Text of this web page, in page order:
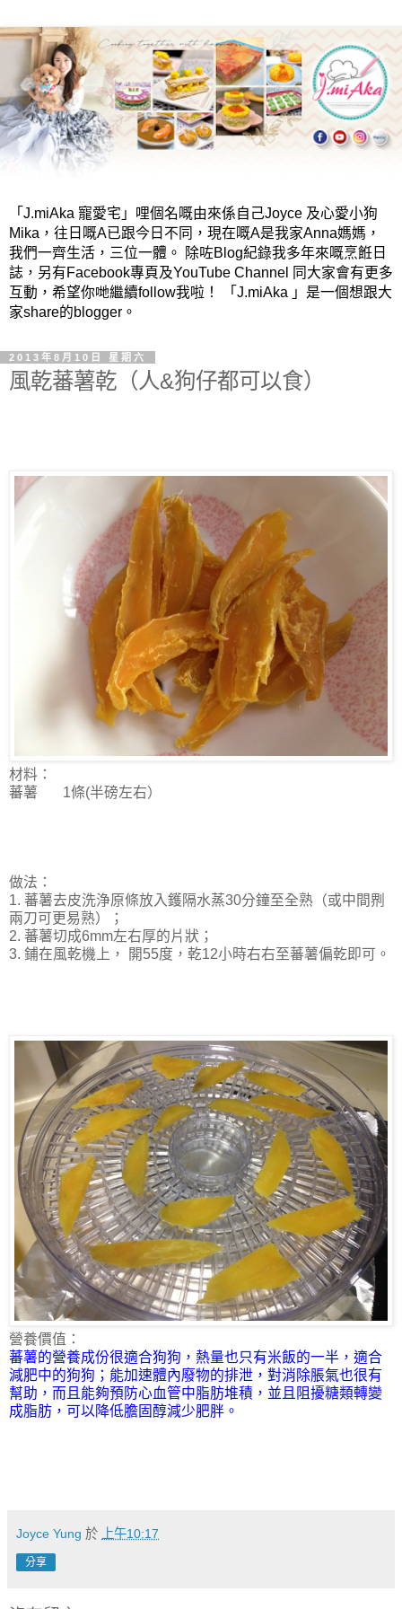
「J.miAka 寵愛宅」哩個名嘅由來係自己Joyce 及心愛小狗
Mika，往日嘅A已跟今日不同，現在嘅A是我家Anna媽媽，
我們一齊生活，三位一體。 除咗Blog紀錄我多年來嘅烹餁日
誌，另有Facebook專頁及YouTube Channel 同大家會有更多
互動，希望你哋繼續follow我啦！ 「J.miAka 」是一個想跟大
家share的blogger。
2013年8月10日 星期六
風乾蕃薯乾（人&狗仔都可以食）
材料：
蕃薯 1條(半磅左右）
做法：
1. 蕃薯去皮洗浄原條放入鑊隔水蒸30分鐘至全熟（或中間𠝹
兩刀可更易熟）；
2. 蕃薯切成6mm左右厚的片狀；
3. 鋪在風乾機上， 開55度，乾12小時右右至蕃薯偏乾即可。
營養價值：
蕃薯的營養成份很適合狗狗，熱量也只有米飯的一半，適合
減肥中的狗狗； 能加速體內廢物的排泄，對消除脹氣也很有
幫助，而且能夠預防心血管中脂肪堆積，並且阻擾糖類轉變
成脂肪，可以降低膽固醇減少肥胖。
Joyce Yung 於 上午10:17
分享